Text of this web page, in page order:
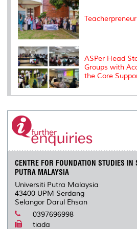
ASPer Head
Groups with
the Core
CENTRE FOR FOUNDATION STUDIES IN
PUTRA MALAYSIA
Universiti Putra Malaysia
43400 UPM Serdang
Selangor Darul Ehsan
0397696998
tiada